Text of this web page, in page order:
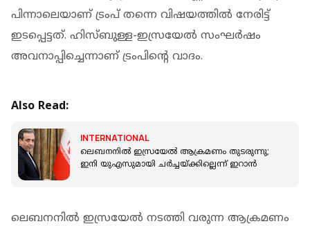
പിന്നാലെയാണ് ട്രംപ് തന്നെ വിഷയത്തിൽ നേരിട്ട്
ഇടപ്പെട്ടത്. ഹിസ്ബുള്ള-ഇസ്രയേൽ സംഘർഷം
അവനാപ്പിച്ചെന്നാണ് ട്രംപിൻ്റെ വാദം.
Also Read:
INTERNATIONAL
ലെബനനിൽ ഇസ്രയേൽ ആക്രമണം തുടരുന്നു;
‌ഇനി യുഎസുമായി ചർച്ചയ്ക്കില്ലെന്ന് ഇറാൻ
ലെബനനിൽ ഇസ്രയേൽ നടത്തി വരുന്ന ആക്രമണം